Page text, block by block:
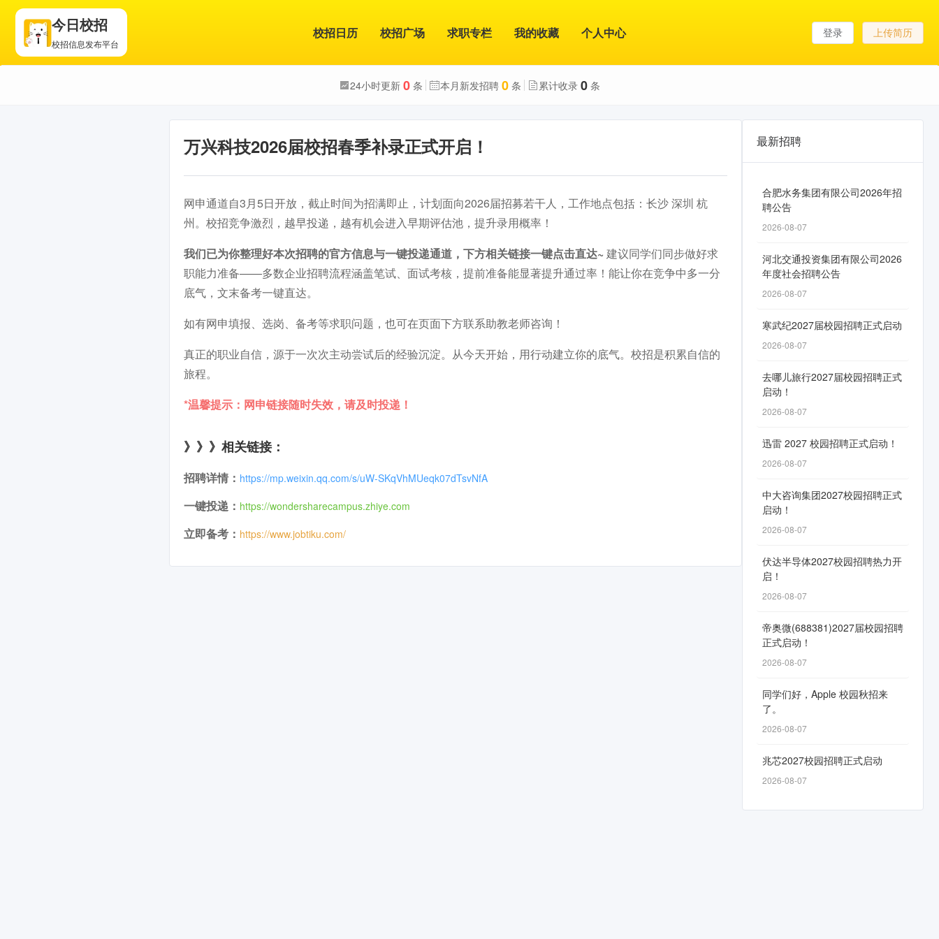
今日校招
校招信息发布平台
校招日历 校招广场 求职专栏 我的收藏 个人中心 登录 上传简历
24小时更新 0 条 本月新发招聘 0 条 累计收录 0 条
万兴科技2026届校招春季补录正式开启！
网申通道自3月5日开放，截止时间为招满即止，计划面向2026届招募若干人，工作地点包括：长沙 深圳 杭
州。校招竞争激烈，越早投递，越有机会进入早期评估池，提升录用概率！
我们已为你整理好本次招聘的官方信息与一键投递通道，下方相关链接一键点击直达~ 建议同学们同步做好求
职能力准备——多数企业招聘流程涵盖笔试、面试考核，提前准备能显著提升通过率！能让你在竞争中多一分
底气，文末备考一键直达。
如有网申填报、选岗、备考等求职问题，也可在页面下方联系助教老师咨询！
真正的职业自信，源于一次次主动尝试后的经验沉淀。从今天开始，用行动建立你的底气。校招是积累自信的
旅程。
*温馨提示：网申链接随时失效，请及时投递！
》》》相关链接：
招聘详情： https://mp.weixin.qq.com/s/uW-SKqVhMUeqk07dTsvNfA
一键投递： https://wondersharecampus.zhiye.com
立即备考： https://www.jobtiku.com/
最新招聘
合肥水务集团有限公司2026年招
聘公告
2026-08-07
河北交通投资集团有限公司2026
年度社会招聘公告
2026-08-07
寒武纪2027届校园招聘正式启动
2026-08-07
去哪儿旅行2027届校园招聘正式
启动！
2026-08-07
迅雷 2027 校园招聘正式启动！
2026-08-07
中大咨询集团2027校园招聘正式
启动！
2026-08-07
伏达半导体2027校园招聘热力开
启！
2026-08-07
帝奥微(688381)2027届校园招聘
正式启动！
2026-08-07
同学们好，Apple 校园秋招来
了。
2026-08-07
兆芯2027校园招聘正式启动
2026-08-07